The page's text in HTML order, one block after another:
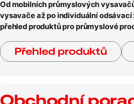
Od mobilních průmyslových
vysavače až po individuální
přehled produktů pro průmyslové
Přehled produktů
Obchodní